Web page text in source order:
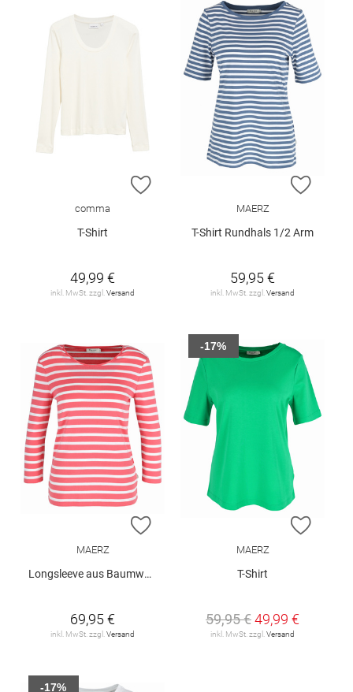
ZUR WUNSCHLISTE HINZUFÜGEN
comma
T-Shirt
49,99 €
inkl. MwSt. zzgl. Versand
ZUR
MAERZ
T-Shirt Rundhals 1/2 Arm
59,95 €
inkl. MwSt. zzgl. Versand
ZUR WUNSCHLISTE HINZUFÜGEN
MAERZ
Longsleeve aus Baumwolle
69,95 €
inkl. MwSt. zzgl. Versand
ZUR
MAERZ
T-Shirt
59,95 €49,99 €
inkl. MwSt. zzgl. Versand
-17%
-17%